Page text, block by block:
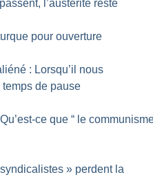
l’austérité reste
pour ouverture
: Lorsqu’il nous
temps de pause
ce que “ le
» perdent la